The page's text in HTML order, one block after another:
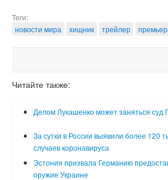
Теги:
новости мира
хищник трейлер
Читайте также:
Делом Лукашенко может заняться суд
За сутки в России выявили более 120
случаев коронавируса
Эстония призвала Германию
оружие Украине